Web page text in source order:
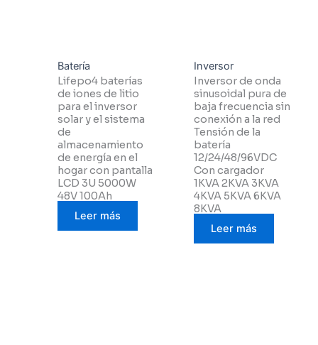
Batería
Lifepo4 baterías
de iones de litio
para el inversor
solar y el sistema
de
almacenamiento
de energía en el
hogar con pantalla
LCD 3U 5000W
48V 100Ah
Leer más
Inversor
Inversor de onda
sinusoidal pura de
baja frecuencia sin
conexión a la red
Tensión de la
batería
12/24/48/96VDC
Con cargador
1KVA 2KVA 3KVA
4KVA 5KVA 6KVA
8KVA
Leer más